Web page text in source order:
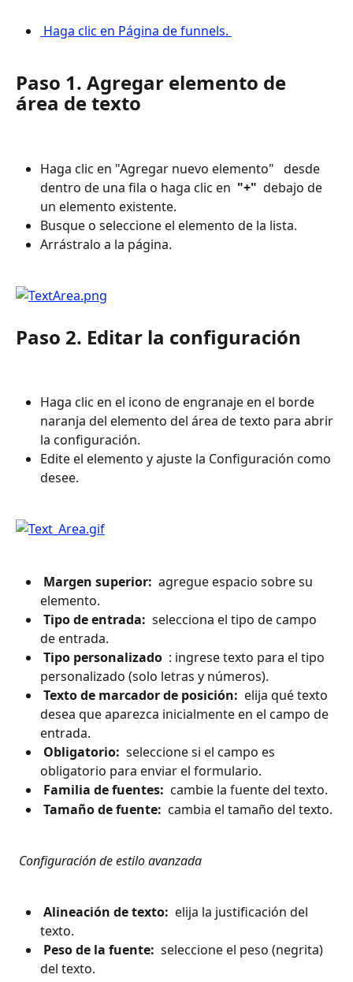
Haga clic en Página de funnels.
Paso 1. Agregar elemento de
área de texto
Haga clic en "Agregar nuevo elemento" desde
dentro de una fila o haga clic en "+" debajo de
un elemento existente.
Busque o seleccione el elemento de la lista.
Arrástralo a la página.
Paso 2. Editar la configuración
Haga clic en el icono de engranaje en el borde
naranja del elemento del área de texto para abrir
la configuración.
Edite el elemento y ajuste la Configuración como
desee.
Margen superior: agregue espacio sobre su
elemento.
Tipo de entrada: selecciona el tipo de campo
de entrada.
Tipo personalizado : ingrese texto para el tipo
personalizado (solo letras y números).
Texto de marcador de posición: elija qué texto
desea que aparezca inicialmente en el campo de
entrada.
Obligatorio: seleccione si el campo es
obligatorio para enviar el formulario.
Familia de fuentes: cambie la fuente del texto.
Tamaño de fuente: cambia el tamaño del texto.
Configuración de estilo avanzada
Alineación de texto: elija la justificación del
texto.
Peso de la fuente: seleccione el peso (negrita)
del texto.